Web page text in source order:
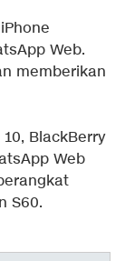
Web.
memberikan
BlackBerry
Web
S60.